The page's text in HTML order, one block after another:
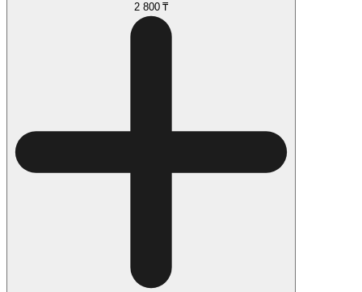
2 800 ₸